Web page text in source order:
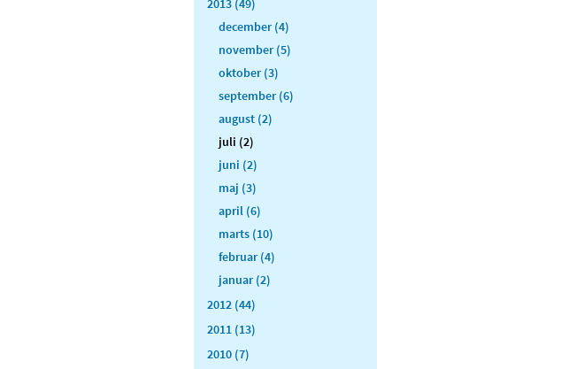
2013 (49)
december (4)
november (5)
oktober (3)
september (6)
august (2)
juli (2)
juni (2)
maj (3)
april (6)
marts (10)
februar (4)
januar (2)
2012 (44)
2011 (13)
2010 (7)